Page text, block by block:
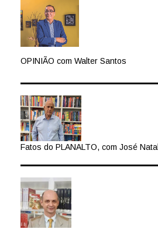
OPINIÃO com Walter Santos
Fatos do PLANALTO, com José Natal